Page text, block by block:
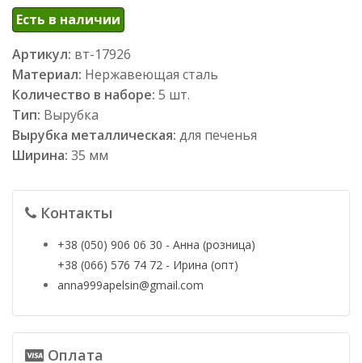
Есть в наличии
Артикул: вт-17926
Материал: Нержавеющая сталь
Количество в наборе: 5 шт.
Тип: Вырубка
Вырубка металлическая: для печенья
Ширина: 35 мм
Контакты
+38 (050) 906 06 30 - Анна (розница)
+38 (066) 576 74 72 - Ирина (опт)
anna999apelsin@gmail.com
Оплата